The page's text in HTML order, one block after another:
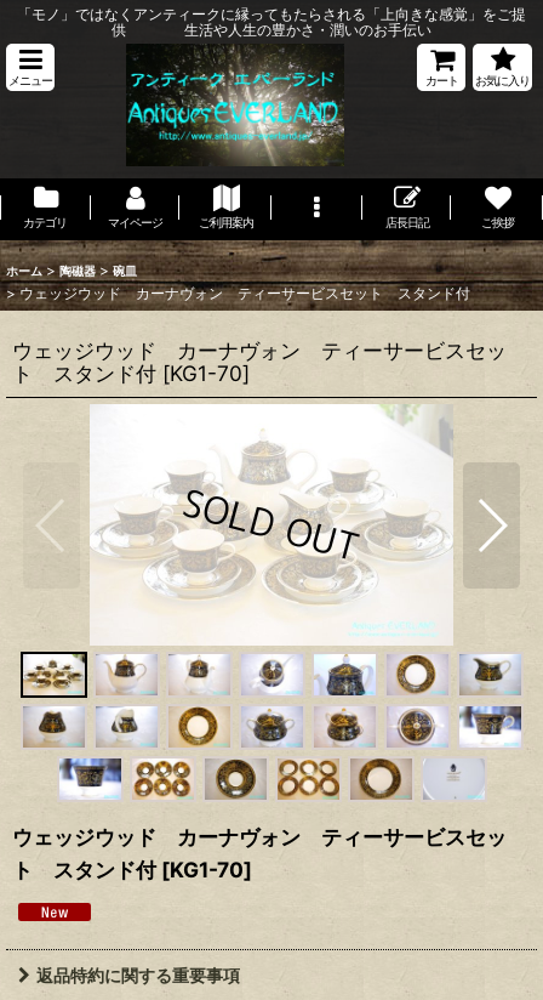
「モノ」ではなくアンティークに縁ってもたらされる「上向きな感覚」をご提
供 生活や人生の豊かさ・潤いのお手伝い
メニュー カート お気に入り
カテゴリ マイページ ご利用案内 店長日記 ご挨拶
ホーム > 陶磁器 > 碗皿
> ウェッジウッド カーナヴォン ティーサービスセット スタンド付
ウェッジウッド カーナヴォン ティーサービスセッ
ト スタンド付 [KG1-70]
ウェッジウッド カーナヴォン ティーサービスセッ
ト スタンド付 [KG1-70]
返品特約に関する重要事項